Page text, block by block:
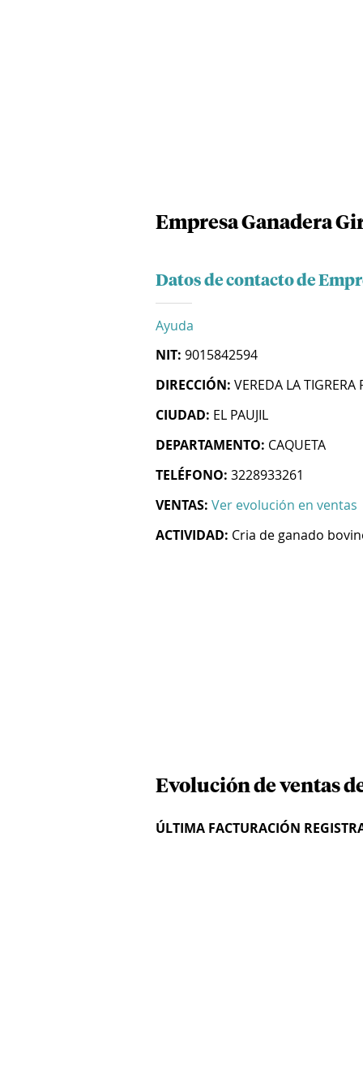
Empresa Ganadera
Datos de contacto de
Ayuda
NIT: 9015842594
DIRECCIÓN: VEREDA LA TIGRERA
CIUDAD: EL PAUJIL
DEPARTAMENTO: CAQUETA
TELÉFONO: 3228933261
VENTAS: Ver evolución en ventas
ACTIVIDAD: Cria de ganado
Evolución de ventas
ÚLTIMA FACTURACIÓN